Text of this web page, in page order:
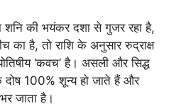
शनि की भयंकर दशा से गुजर रहा है,
का है, तो राशि के अनुसार रुद्राक्ष
‘कवच’ है। असली और सिद्ध
दोष 100% शून्य हो जाते हैं और
जाता है।